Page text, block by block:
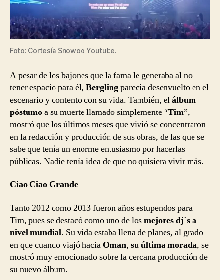
Foto: Cortesía Snowoo Youtube.
A pesar de los bajones que la fama le generaba al no
tener espacio para él, Berglingparecía desenvuelto en el
escenario y contento con su vida. También, elálbum
póstumoa su muerte llamado simplemente “Tim”,
mostró que los últimos meses que vivió se concentraron
en la redacción y producción de sus obras, de las que se
sabe que tenía un enorme entusiasmo por hacerlas
públicas. Nadie tenía idea de que no quisiera vivir más.
Ciao Ciao Grande
Tanto 2012 como 2013 fueron años estupendos para
Tim, pues se destacó como uno de losmejores dj´s a
nivel mundial. Su vida estaba llena de planes, al grado
en que cuando viajó hacia Oman, su última morada, se
mostró muy emocionado sobre la cercana producción de
su nuevo álbum.